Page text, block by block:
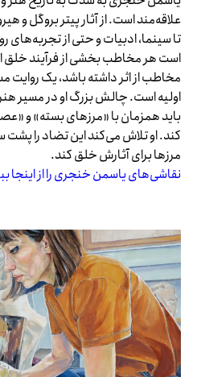
علاقه‌مند است. از آثار پیتر بروگل و
تا سینما، ادبیات و حتی از تجربه‌های
است هر مخاطب بخشی از فرآیند خلق
مخاطب از اثر داشته باشد، یک روایت
اولیه است. چالش بزرگ او در مسیر
باید همزمان با «مرزهای بسته» و
کند. او تلاش می‌کند این تضاد را پشت
مرزها برای آثارش خلق کند.
نقاشی‌های یاسمن خنجری را از اینجا